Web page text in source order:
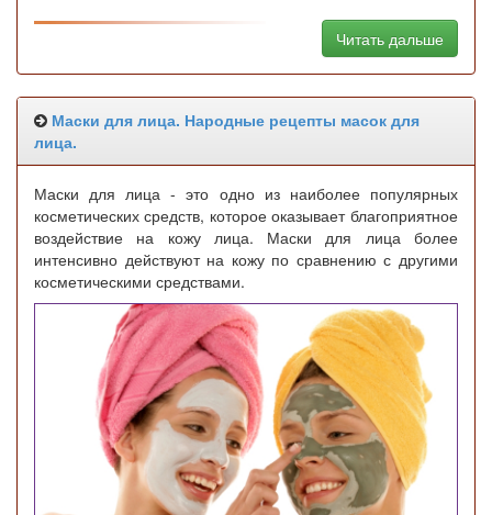
Читать дальше
Маски для лица. Народные рецепты масок для
лица.
Маски для лица - это одно из наиболее популярных
косметических средств, которое оказывает благоприятное
воздействие на кожу лица. Маски для лица более
интенсивно действуют на кожу по сравнению с другими
косметическими средствами.